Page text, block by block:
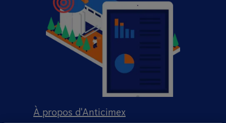
À propos d'Anticimex